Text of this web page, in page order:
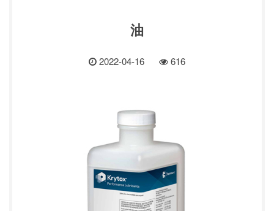
油
2022-04-16 616